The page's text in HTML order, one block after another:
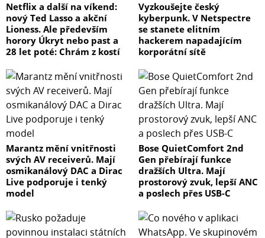
Netflix a další na víkend:
nový Ted Lasso a akční
Lioness. Ale především
horory Úkryt nebo past a
28 let poté: Chrám z kostí
Vyzkoušejte český
kyberpunk. V Netspectre
se stanete elitním
hackerem napadajícím
korporátní sítě
Marantz mění vnitřnosti
svých AV receiverů. Mají
osmikanálový DAC a Dirac
Live podporuje i tenký
model
Bose QuietComfort 2nd
Gen přebírají funkce
dražších Ultra. Mají
prostorový zvuk, lepší ANC
a poslech přes USB-C